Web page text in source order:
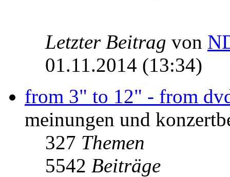
Letzter Beitrag von
01.11.2014 (13:34)
from 3" to 12" - from
meinungen und
327 Themen
5542 Beiträge